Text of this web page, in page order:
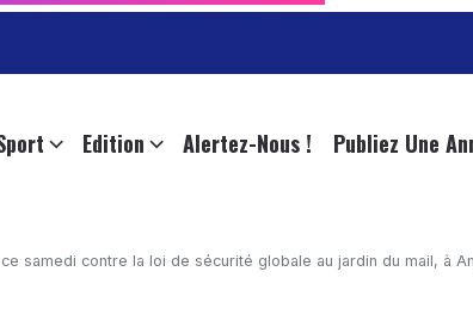
Edition Alertez-Nous ! Publiez Une
samedi contre la loi de sécurité globale au jardin du mail, à